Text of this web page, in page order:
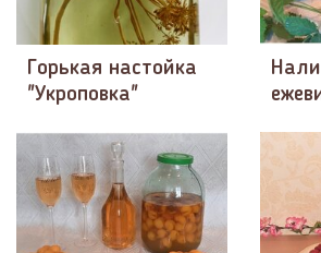
Горькая настойка
"Укроповка"